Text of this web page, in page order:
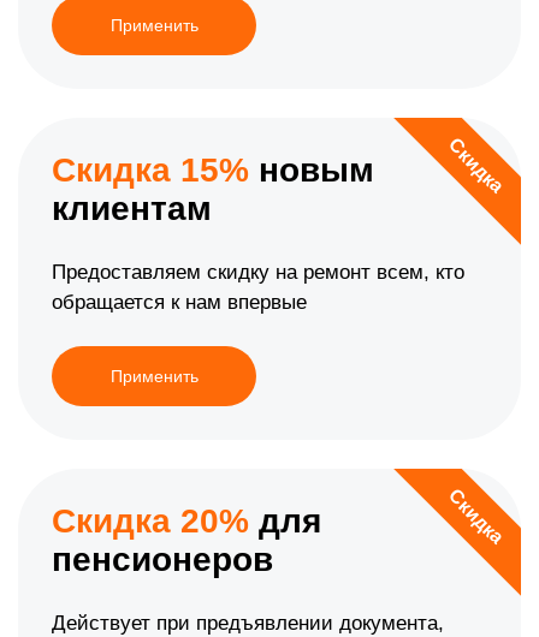
Применить
Скидка
Скидка 15% новым
клиентам
Предоставляем скидку на ремонт всем, кто
обращается к нам впервые
Применить
Скидка
Скидка 20% для
пенсионеров
Действует при предъявлении документа,